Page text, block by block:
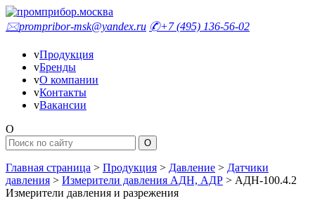
🖂prompribor-msk@yandex.ru ✆+7 (495) 136-56-02
vПродукция
vБренды
vО компании
vКонтакты
vВакансии
O
Главная страница > Продукция > Давление > Датчики
давления > Измерители давления АДН, АДР > АДН-100.4.2
Измерители давления и разрежения